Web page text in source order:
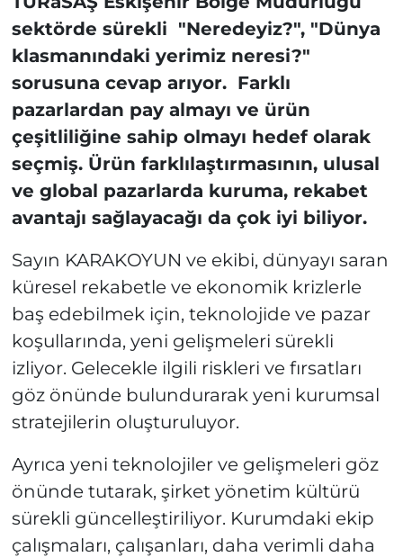
sektörde sürekli "Neredeyiz?", "Dünya
klasmanındaki yerimiz neresi?"
sorusuna cevap arıyor. Farklı
pazarlardan pay almayı ve ürün
çeşitliliğine sahip olmayı hedef olarak
seçmiş. Ürün farklılaştırmasının, ulusal
ve global pazarlarda kuruma, rekabet
avantajı sağlayacağı da çok iyi biliyor.
Sayın KARAKOYUN ve ekibi, dünyayı saran
küresel rekabetle ve ekonomik krizlerle
baş edebilmek için, teknolojide ve pazar
koşullarında, yeni gelişmeleri sürekli
izliyor. Gelecekle ilgili riskleri ve fırsatları
göz önünde bulundurarak yeni kurumsal
stratejilerin oluşturuluyor.
Ayrıca yeni teknolojiler ve gelişmeleri göz
önünde tutarak, şirket yönetim kültürü
sürekli güncelleştiriliyor. Kurumdaki ekip
çalışmaları, çalışanları, daha verimli daha